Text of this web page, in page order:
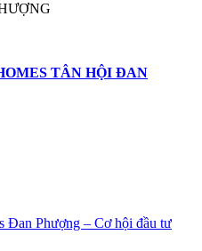
TÂN HỘI ĐAN
Đan Phượng – Cơ hội đầu tư